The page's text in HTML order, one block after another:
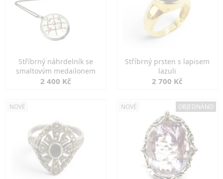
Stříbrný náhrdelník se
smaltovým medailonem
2 400 Kč
Stříbrný prsten s lapisem
lazuli
2 700 Kč
NOVÉ NOVÉ OBJEDNÁNO